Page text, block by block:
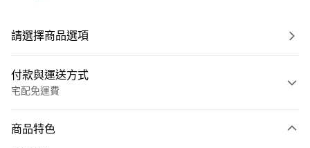
請選擇商品選項
付款與運送方式
宅配免運費
信用卡一次付款
商品特色